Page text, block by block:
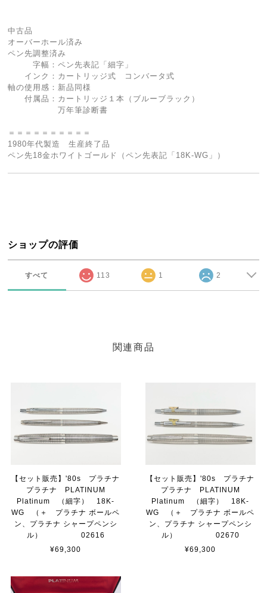
中古品
オーバーホール済み
ペン先調整済み
字幅：ペン先表記「細字」
インク：カートリッジ式 コンバータ式
軸の使用感：新品同様
付属品：カートリッジ１本（ブルーブラック）
万年筆診断書
＝＝＝＝＝＝＝＝＝＝
1980年代製造 生産終了品
ペン先18金ホワイトゴールド（ペン先表記「18K-WG」）
ショップの評価
すべて 113 1 2
関連商品
【セット販売】'80s プラチナ
プラチナ PLATINUM
Platinum （細字） 18K-
WG （＋ プラチナ ボールペ
ン、プラチナ シャープペンシ
ル） 02616
¥69,300
【セット販売】'80s プラチナ
プラチナ PLATINUM
Platinum （細字） 18K-
WG （＋ プラチナ ボールペ
ン、プラチナ シャープペンシ
ル） 02670
¥69,300